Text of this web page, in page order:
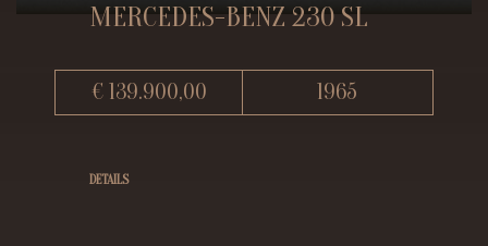
MERCEDES-BENZ 230 SL
€ 139.900,00 1965
DETAILS